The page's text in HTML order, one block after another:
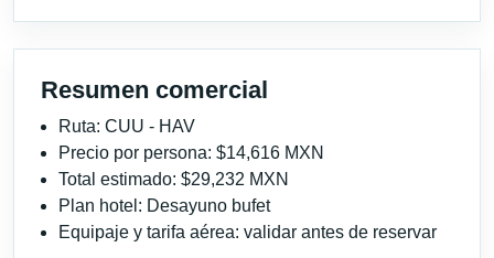
Resumen comercial
Ruta: CUU - HAV
Precio por persona: $14,616 MXN
Total estimado: $29,232 MXN
Plan hotel: Desayuno bufet
Equipaje y tarifa aérea: validar antes de reservar